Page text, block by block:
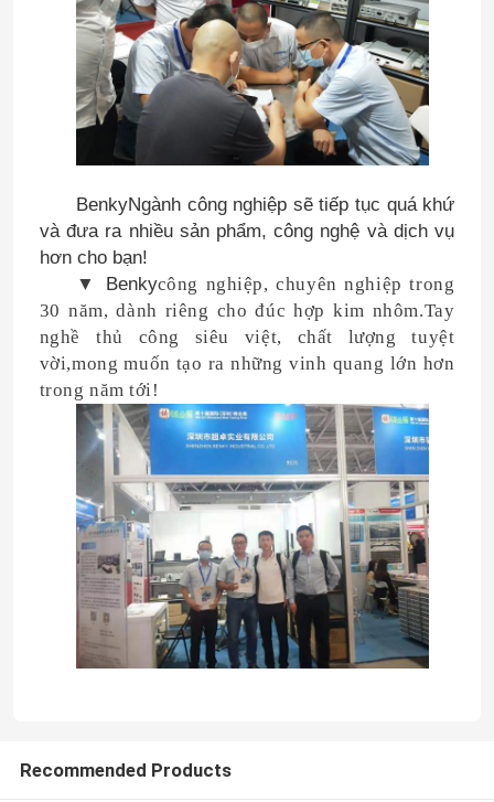
Nhà
Sản phẩm
Về chúng tôi
Tham quan nhà máy
Kiểm soát chất lượng
BenkyNgành công nghiệp sẽ tiếp tục quá khứ
và đưa ra nhiều sản phẩm, công nghệ và dịch vụ
hơn cho bạn!
▼
Benkycông nghiệp, chuyên nghiệp trong
30 năm, dành riêng cho đúc hợp kim nhôm.Tay
nghề thủ công siêu việt, chất lượng tuyệt
vời,mong muốn tạo ra những vinh quang lớn hơn
trong năm tới!
Recommended Products